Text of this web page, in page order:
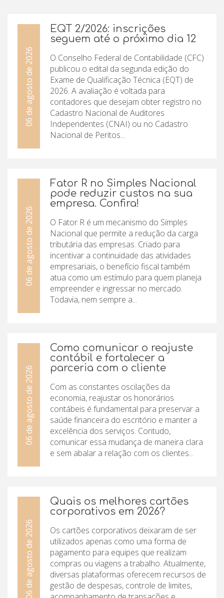
06 de agosto de 2026
EQT 2/2026: inscrições
seguem até o próximo dia 12
O Conselho Federal de Contabilidade (CFC)
publicou o edital da segunda edição do
Exame de Qualificação Técnica (EQT) de
2026. A avaliação é voltada para
contadores que desejam obter registro no
Cadastro Nacional de Auditores
Independentes (CNAI) ou no Cadastro
Nacional de Peritos...
06 de agosto de 2026
Fator R no Simples Nacional
pode reduzir custos na sua
empresa. Confira!
O Fator R é um mecanismo do Simples
Nacional que permite a redução da carga
tributária das empresas. Criado para
incentivar a continuidade das atividades
empresariais, o benefício fiscal também
atua como um estímulo para quem planeja
empreender e ingressar no mercado.
Todavia, nem sempre a...
06 de agosto de 2026
Como comunicar o reajuste
contábil e fortalecer a
parceria com o cliente
Com as constantes oscilações da
economia, reajustar os honorários
contábeis é fundamental para preservar a
saúde financeira do escritório e manter a
excelência dos serviços. Contudo,
comunicar essa mudança de maneira clara
e sem abalar a relação com os clientes...
06 de agosto de 2026
Quais os melhores cartões
corporativos em 2026?
Os cartões corporativos deixaram de ser
utilizados apenas como uma forma de
pagamento para equipes que realizam
compras ou viagens a trabalho. Atualmente,
diversas plataformas oferecem recursos de
gestão de despesas, controle de limites,